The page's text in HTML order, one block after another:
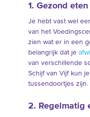
1. Gezond eten
Je hebt vast wel
van het
zien wat er in een
belangrijk dat je
van verschillende
Schijf van Vijf kun
tussendoortjes zijn.
2. Regelmatig